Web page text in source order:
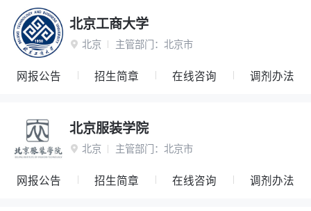
北京工商大学
 北京 主管部门： 北京市
网报公告 招生简章 在线咨询 调剂办法
北京服装学院
 北京 主管部门： 北京市
网报公告 招生简章 在线咨询 调剂办法